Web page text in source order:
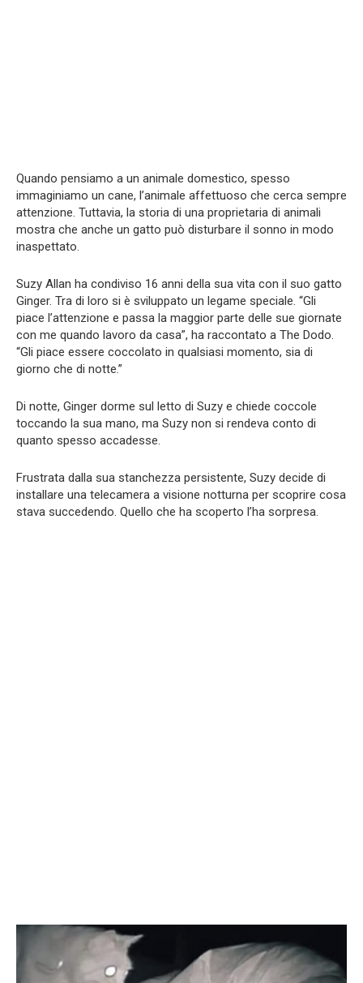
Quando pensiamo a un animale domestico, spesso
immaginiamo un cane, l’animale affettuoso che cerca sempre
attenzione. Tuttavia, la storia di una proprietaria di animali
mostra che anche un gatto può disturbare il sonno in modo
inaspettato.
Suzy Allan ha condiviso 16 anni della sua vita con il suo gatto
Ginger. Tra di loro si è sviluppato un legame speciale. “Gli
piace l’attenzione e passa la maggior parte delle sue giornate
con me quando lavoro da casa”, ha raccontato a The Dodo.
“Gli piace essere coccolato in qualsiasi momento, sia di
giorno che di notte.”
Di notte, Ginger dorme sul letto di Suzy e chiede coccole
toccando la sua mano, ma Suzy non si rendeva conto di
quanto spesso accadesse.
Frustrata dalla sua stanchezza persistente, Suzy decide di
installare una telecamera a visione notturna per scoprire cosa
stava succedendo. Quello che ha scoperto l’ha sorpresa.